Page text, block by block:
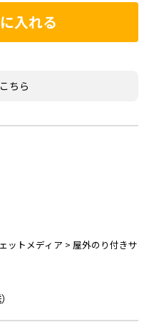
入れる
ちら
ットメディア > 屋外のり付きサ